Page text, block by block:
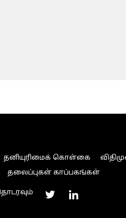
தனியுரிமைக் கொள்கை
தலைப்புகள் காப்பகங்கள்